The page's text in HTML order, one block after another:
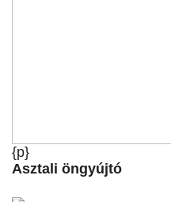
{p}
Asztali öngyújtó